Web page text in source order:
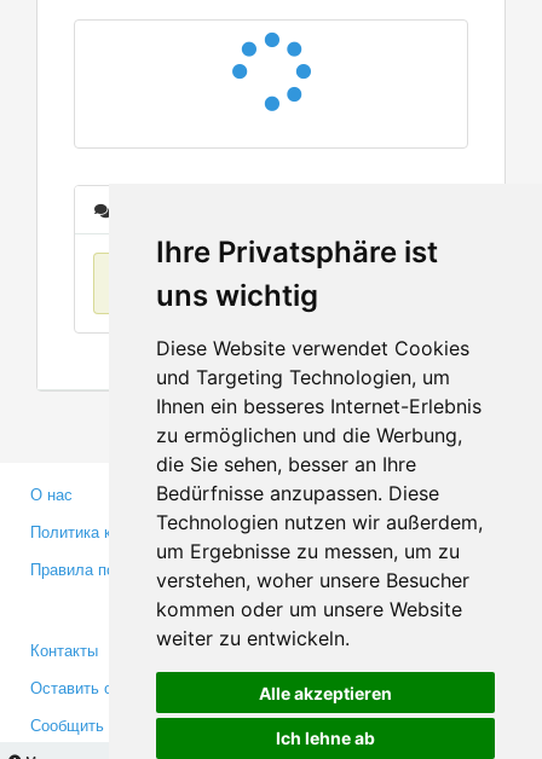
Ihre Privatsphäre ist
uns wichtig
Diese Website verwendet Cookies
und Targeting Technologien, um
Ihnen ein besseres Internet-Erlebnis
zu ermöglichen und die Werbung,
die Sie sehen, besser an Ihre
Bedürfnisse anzupassen. Diese
Technologien nutzen wir außerdem,
um Ergebnisse zu messen, um zu
verstehen, woher unsere Besucher
kommen oder um unsere Website
weiter zu entwickeln.
Alle akzeptieren
Ich lehne ab
О нас
Политика конфиденциальности
Правила пользования
Партнерам
Инвесторам
Медиа
Контакты
Оставить отзыв
Сообщить об ошибке
Facebook
Twitter
YouTube